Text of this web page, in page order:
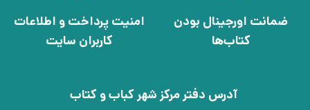
ضمانت اورجینال بودن
کتاب‌ها
امنیت پرداخت و اطلاعات
کاربران سایت
آدرس دفتر مرکز شهر کباب و کتاب